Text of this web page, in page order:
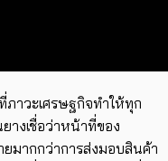
ภาวะเศรษฐกิจทำให้ทุก
างเชื่อว่าหน้าที่ของ
มากกว่าการส่งมอบสินค้า